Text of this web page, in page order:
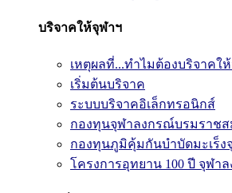
บริจาคให้จุฬาฯ
เหตุผลที่...ทำไมต้องบริจาคใ
เริ่มต้นบริจาค
ระบบบริจาคอิเล็กทรอนิกส์
กองทุนจุฬาลงกรณ์บรมราช
กองทุนภูมิคุ้มกันบำบัดมะเร็ง
โครงการอุทยาน 100 ปี จุฬา